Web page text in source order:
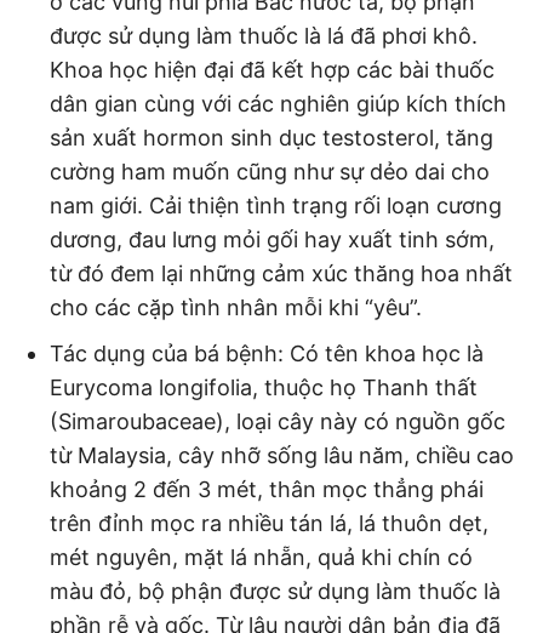
được sử dụng làm thuốc là lá đã phơi khô.
Khoa học hiện đại đã kết hợp các bài thuốc
dân gian cùng với các nghiên giúp kích thích
sản xuất hormon sinh dục testosterol, tăng
cường ham muốn cũng như sự dẻo dai cho
nam giới. Cải thiện tình trạng rối loạn cương
dương, đau lưng mỏi gối hay xuất tinh sớm,
từ đó đem lại những cảm xúc thăng hoa nhất
cho các cặp tình nhân mỗi khi “yêu”.
Tác dụng của bá bệnh: Có tên khoa học là
Eurycoma longifolia, thuộc họ Thanh thất
(Simaroubaceae), loại cây này có nguồn gốc
từ Malaysia, cây nhỡ sống lâu năm, chiều cao
khoảng 2 đến 3 mét, thân mọc thẳng phái
trên đỉnh mọc ra nhiều tán lá, lá thuôn dẹt,
mét nguyên, mặt lá nhẵn, quả khi chín có
màu đỏ, bộ phận được sử dụng làm thuốc là
phần rễ và gốc. Từ lâu người dân bản địa đã